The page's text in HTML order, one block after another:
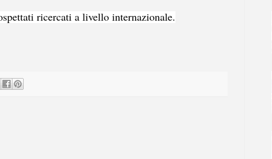
ricercati a livello internazionale.